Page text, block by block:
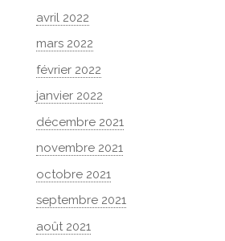
avril 2022
mars 2022
février 2022
janvier 2022
décembre 2021
novembre 2021
octobre 2021
septembre 2021
août 2021